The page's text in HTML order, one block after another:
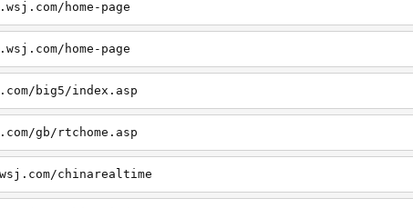
home-page
home-page
big5/index.asp
gb/rtchome.asp
chinarealtime